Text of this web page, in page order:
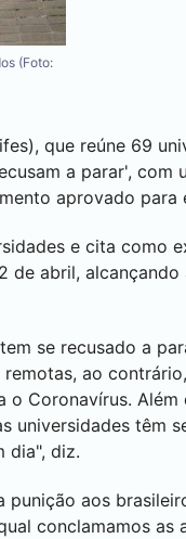
(Foto:
que reúne 69
a parar', com
aprovado para
e cita como
abril, alcançando
se recusado a
ao
o Coronavírus. Além
universidades têm
dia", diz.
punição aos
conclamamos as